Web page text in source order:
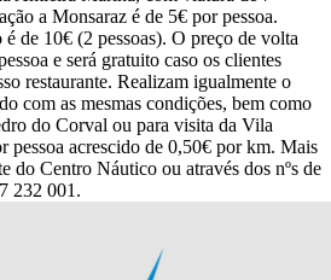
a Monsaraz é de 5€ por pessoa.
de 10€ (2 pessoas). O preço de volta
e será gratuito caso os clientes
restaurante. Realizam igualmente o
com as mesmas condições, bem como
do Corval ou para visita da Vila
acrescido de 0,50€ por km. Mais
do Centro Náutico ou através dos nºs de
232 001.